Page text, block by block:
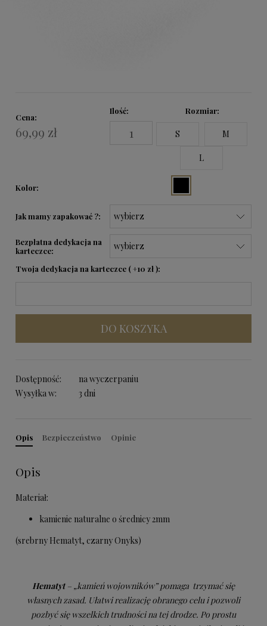
Cena:
69,99 zł
Ilość Rozmiar:
S M
L
Kolor:
Jak mamy zapakować ?:
Bezpłatna dedykacja na
karteczce:
Twoja dedykacja na karteczce ( +10 zł ):
DO KOSZYKA
Dostępność:
na wyczerpaniu
Wysyłka w:
3 dni
Opis Bezpieczeństwo Opinie
Opis
Materiał:
kamienie naturalne o średnicy 2mm
(srebrny Hematyt, czarny Onyks)
Hematyt– „kamień wojowników” pomaga trzymać się
własnych zasad. Ułatwi realizację obranego celu i pozwoli
pozbyć się wszelkich trudności na tej drodze. Po prostu